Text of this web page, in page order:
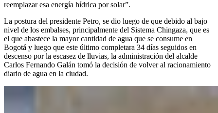
reemplazar esa energía hídrica por solar”.
La postura del presidente Petro, se dio luego de que debido al bajo
nivel de los embalses, principalmente del Sistema Chingaza, que es
el que abastece la mayor cantidad de agua que se consume en
Bogotá y luego que este último completara 34 días seguidos en
descenso por la escasez de lluvias, la administración del alcalde
Carlos Fernando Galán tomó la decisión de volver al racionamiento
diario de agua en la ciudad.